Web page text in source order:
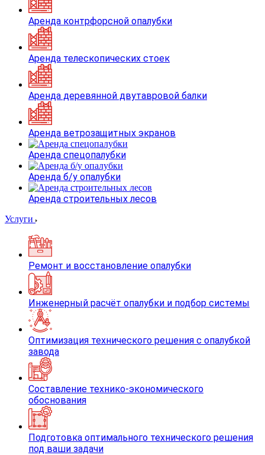
Аренда контрфорсной опалубки
Аренда телескопических стоек
Аренда деревянной двутавровой балки
Аренда ветрозащитных экранов
Аренда спецопалубки
Аренда б/у опалубки
Аренда строительных лесов
Услуги
Ремонт и восстановление опалубки
Инженерный расчёт опалубки и подбор системы
Оптимизация технического решения с опалубкой
завода
Составление технико-экономического
обоснования
Подготовка оптимального технического решения
под ваши задачи